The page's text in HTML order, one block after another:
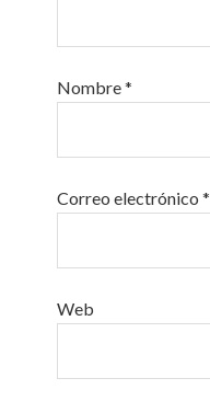
Nombre*
Correo electrónico*
Web